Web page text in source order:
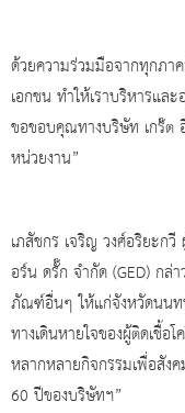
ด้วยความร่วมมือจากทุกภา
เอกชน ทำให้เราบริหารแ
ขอขอบคุณทางบริษัท เกร๊
หน่วยงาน”
เภสัชกร เจริญ วงศ์อริยะก
อร์น ดรั๊ก จำกัด (GED) กล่
ภัณฑ์อื่นๆ ให้แก่จังหวัดนน
ทางเดินหายใจของผู้ติดเชื้อ
หลากหลายกิจกรรมเพื่อสัง
60 ปีของบริษัทฯ”